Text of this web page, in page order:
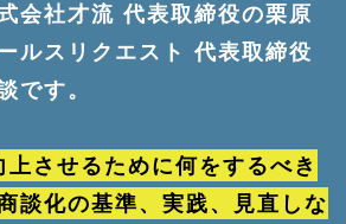
会社才流 代表取締役の栗原
ルスリクエスト 代表取締役
です。
上させるために何をするべき
談化の基準、実践、見直しな